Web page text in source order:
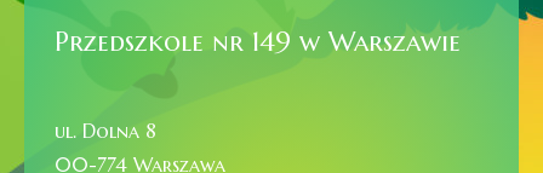
Przedszkole nr 149 w Warszawie
ul. Dolna 8
00-774 Warszawa